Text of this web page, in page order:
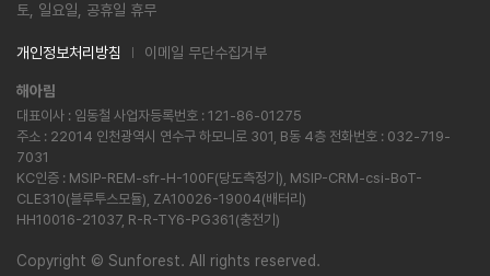
토, 일요일, 공휴일 휴무
개인정보처리방침 이메일 무단수집거부
해아림
대표이사 : 임동철 사업자등록번호 : 121-86-01275
주소 : 22014 인천광역시 연수구 하모니로 301, B동 4층 전화번호 : 032-719-
7031
KC인증 : MSIP-REM-sfr-H-100F(당도측정기), MSIP-CRM-csi-BoT-
CLE310(블루투스모듈), ZA10026-19004(배터리)
HH10016-21037, R-R-TY6-PG361(충전기)
Copyright © Sunforest. All rights reserved.